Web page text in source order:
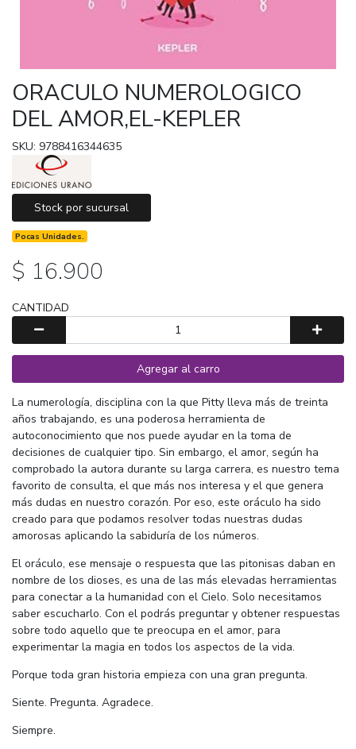
ORACULO NUMEROLOGICO
DEL AMOR,EL-KEPLER
SKU: 9788416344635
Stock por sucursal
Pocas Unidades.
$ 16.900
CANTIDAD
Agregar al carro
La numerología, disciplina con la que Pitty lleva más de treinta
años trabajando, es una poderosa herramienta de
autoconocimiento que nos puede ayudar en la toma de
decisiones de cualquier tipo. Sin embargo, el amor, según ha
comprobado la autora durante su larga carrera, es nuestro tema
favorito de consulta, el que más nos interesa y el que genera
más dudas en nuestro corazón. Por eso, este oráculo ha sido
creado para que podamos resolver todas nuestras dudas
amorosas aplicando la sabiduría de los números.
El oráculo, ese mensaje o respuesta que las pitonisas daban en
nombre de los dioses, es una de las más elevadas herramientas
para conectar a la humanidad con el Cielo. Solo necesitamos
saber escucharlo. Con el podrás preguntar y obtener respuestas
sobre todo aquello que te preocupa en el amor, para
experimentar la magia en todos los aspectos de la vida.
Porque toda gran historia empieza con una gran pregunta.
Siente. Pregunta. Agradece.
Siempre.